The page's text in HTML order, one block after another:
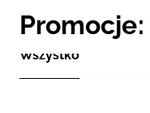
Wszystko